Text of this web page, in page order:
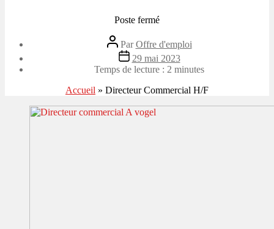
Poste fermé
Auteur
de
l’article
ParOffre d'emploi
Date
de
29 mai 2023
Temps de lecture : 2 minutes
Accueil » Directeur Commercial H/F